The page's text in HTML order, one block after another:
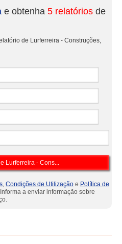
e obtenha 5 relatórios de
de Lurferreira - Construções,
, Condições de Utilização e Política de
a enviar informação sobre